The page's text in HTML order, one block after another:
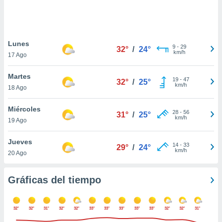
únicos
similares
como
IP
de
traten tus
a lo que
Para
Lunes
17 Ago
32° / 24° 9- 29
km/h
Martes
18 Ago
32° / 25° 19- 47
km/h
Miércoles
19 Ago
31° / 25° 28- 56
km/h
Jueves
20 Ago
29° / 24° 14- 33
km/h
Gráficas del tiempo
32° 32° 31° 32° 32° 33° 33° 33° 33° 33° 32° 32° 31°